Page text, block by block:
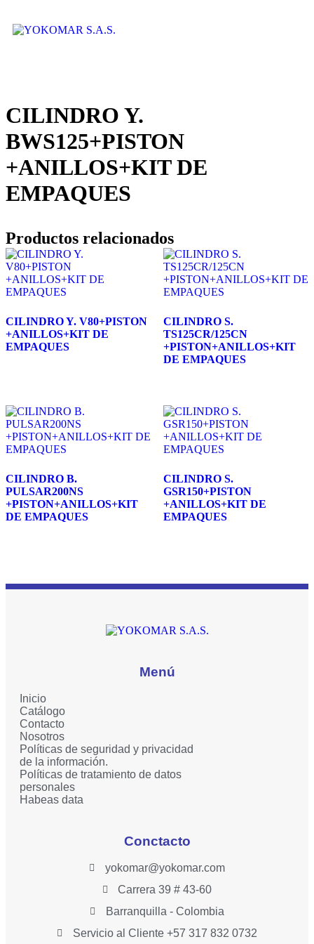
CILINDRO Y.
BWS125+PISTON
+ANILLOS+KIT DE
EMPAQUES
Productos relacionados
CILINDRO Y. V80+PISTON
+ANILLOS+KIT DE
EMPAQUES
CILINDRO S.
TS125CR/125CN
+PISTON+ANILLOS+KIT
DE EMPAQUES
CILINDRO B.
PULSAR200NS
+PISTON+ANILLOS+KIT
DE EMPAQUES
CILINDRO S.
GSR150+PISTON
+ANILLOS+KIT DE
EMPAQUES
Menú
Inicio
Catálogo
Contacto
Nosotros
Políticas de seguridad y privacidad
de la información.
Políticas de tratamiento de datos
personales
Habeas data
Conctacto
yokomar@yokomar.com
Carrera 39 # 43-60
Barranquilla - Colombia
Servicio al Cliente +57 317 832 0732